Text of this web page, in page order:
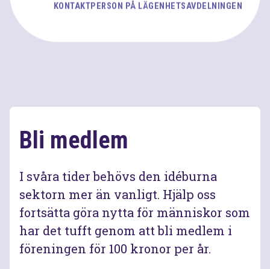
KONTAKTPERSON PÅ LÄGENHETSAVDELNINGEN
Bli medlem
I svåra tider behövs den idéburna
sektorn mer än vanligt. Hjälp oss
fortsätta göra nytta för människor som
har det tufft genom att bli medlem i
föreningen för 100 kronor per år.